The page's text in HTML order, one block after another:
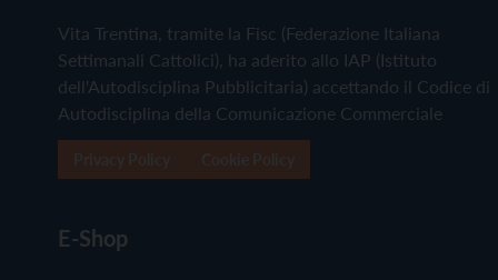
Vita Trentina, tramite la Fisc (Federazione Italiana
Settimanali Cattolici), ha aderito allo IAP (Istituto
dell'Autodisciplina Pubblicitaria) accettando il Codice di
Autodisciplina della Comunicazione Commerciale
E-Shop